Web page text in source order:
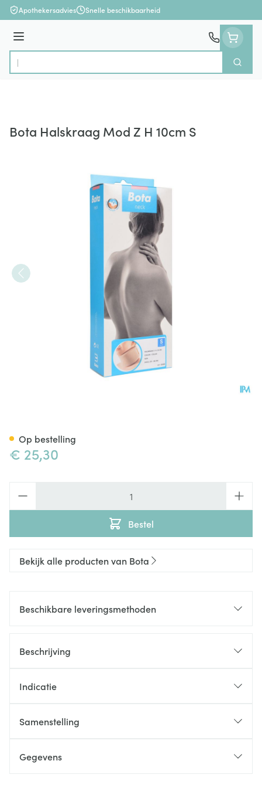
Ga naar de inhoud
Apothekersadvies Snelle beschikbaarheid
Menu
Product, merk, categorie...
Zoek
Bota Halskraag Mod Z H 10cm S
€ 25,30
Bestel
Op bestelling
Bekijk alle producten van Bota
Beschikbare leveringsmethoden
Beschrijving
Indicatie
Samenstelling
Gegevens